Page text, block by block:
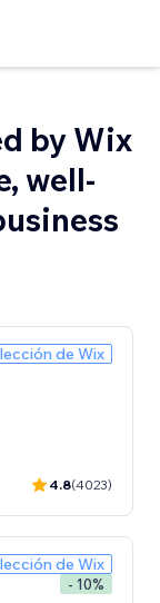
by Wix
well-
de Wix
4.8(4023)
de Wix
- 10%